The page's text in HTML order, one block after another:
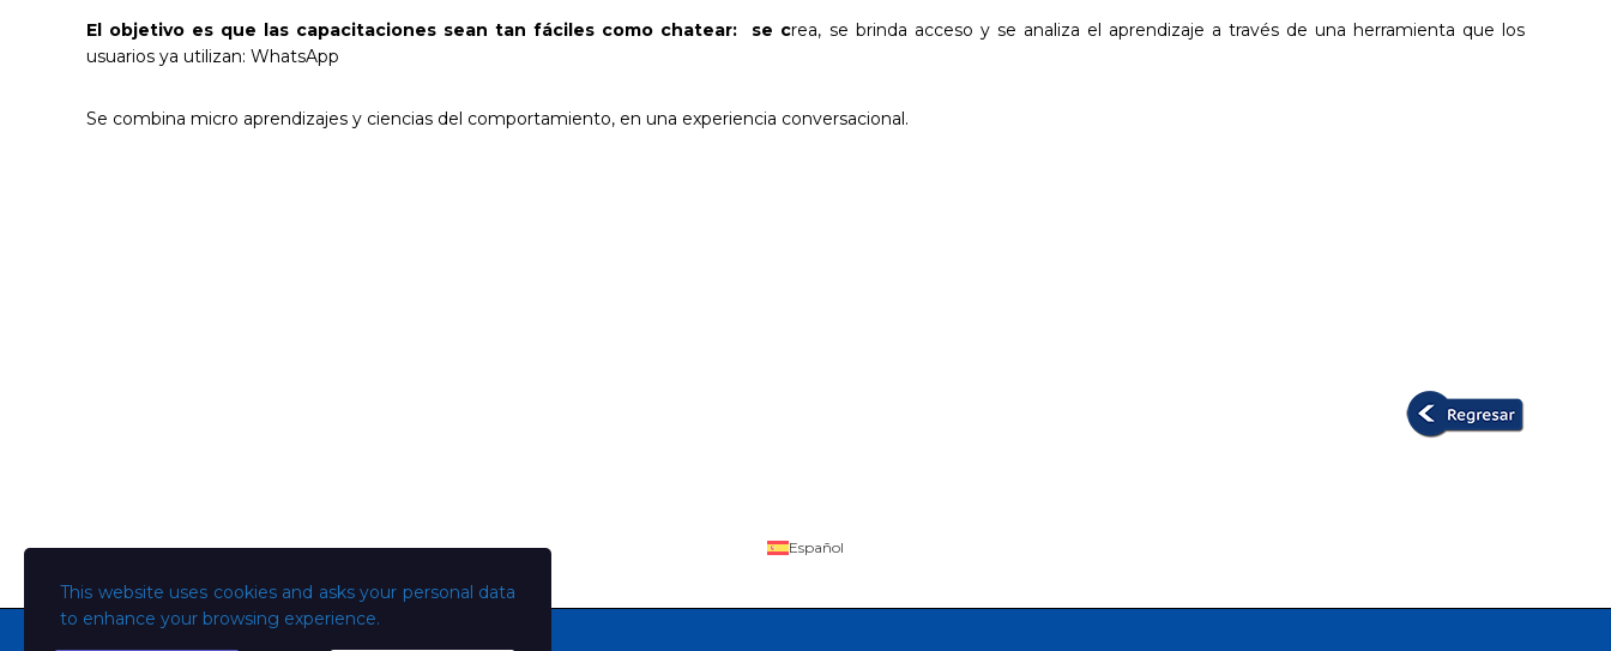
El objetivo es que las capacitaciones sean tan fáciles como chatear: se crea, se brinda acceso y se analiza el aprendizaje a través de una herramienta que los
usuarios ya utilizan: WhatsApp
Se combina micro aprendizajes y ciencias del comportamiento, en una experiencia conversacional.
This website uses cookies and asks your personal data
to enhance your browsing experience.
Español